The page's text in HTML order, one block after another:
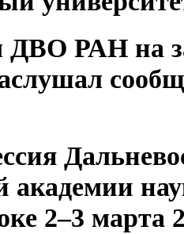
ДВО РАН на
академии
2–3 марта